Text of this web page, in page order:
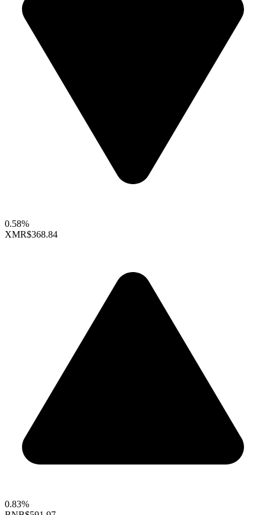
0.58%
XMR$368.84
0.83%